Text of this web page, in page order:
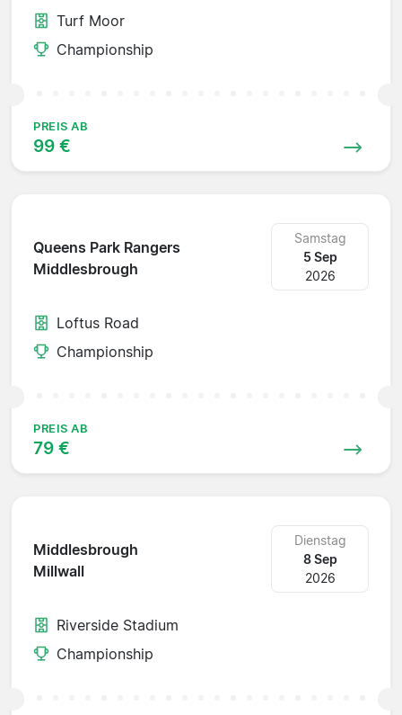
Turf Moor
Championship
PREIS AB
99 €
Queens Park Rangers
Middlesbrough
Samstag
5 Sep
2026
Loftus Road
Championship
PREIS AB
79 €
Middlesbrough
Millwall
Dienstag
8 Sep
2026
Riverside Stadium
Championship